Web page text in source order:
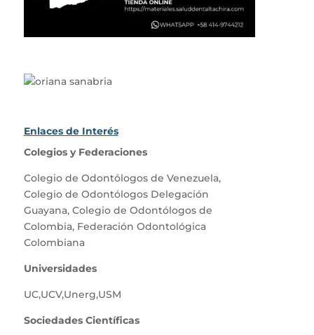
Enlaces de Interés
Colegios y Federaciones
Colegio de Odontólogos de Venezuela,
Colegio de Odontólogos Delegación
Guayana, Colegio de Odontólogos de
Colombia, Federación Odontológica
Colombiana
Universidades
UC,UCV,Unerg,USM
Sociedades Científicas